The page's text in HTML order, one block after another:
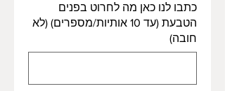
כתבו לנו כאן מה לחרוט בפנים
הטבעת (עד 10 אותיות/מספרים) (לא
חובה)